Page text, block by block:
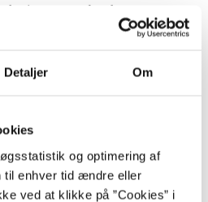
Detaljer Om
og optimering af
til enhver tid ændre eller
ved at klikke på ”Cookies” i
is attracted to her: a
dangerously tempted.
sit amet ...